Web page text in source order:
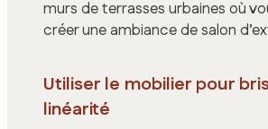
murs de terrasses urbaines où
créer une ambiance de salon
Utiliser le mobilier pour
linéarité